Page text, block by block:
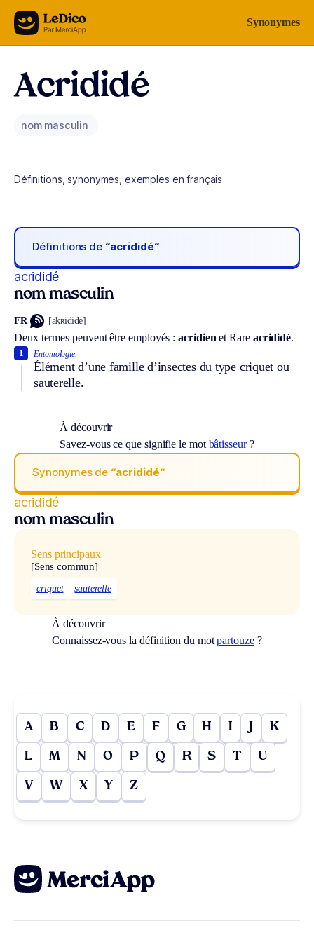
Aller au contenu Synonymes
Acrididé
nom masculin
Définitions, synonymes, exemples en français
Définitions de “acrididé“
acrididé
nom masculin
FR [akʀidide]
Deux termes peuvent être employés :acridien etRare acrididé.
Entomologie.
Élément d’une famille d’insectes du type criquet ou
sauterelle.
1
À découvrir
Savez-vous ce que signifie le mot bâtisseur?
Synonymes de “acrididé“
acrididé
nom masculin
Sens principaux
[Sens commun]
criquet sauterelle
À découvrir
Connaissez-vous la définition du motpartouze?
A B C D E F G H I J K
L M N O P Q R S T U
V W X Y Z